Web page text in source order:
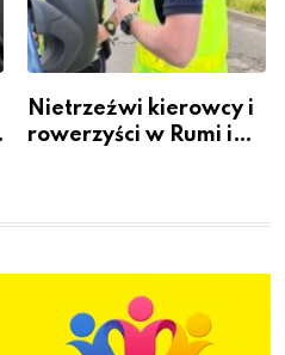
Nietrzeźwi kierowcy i
rowerzyści w Rumi i